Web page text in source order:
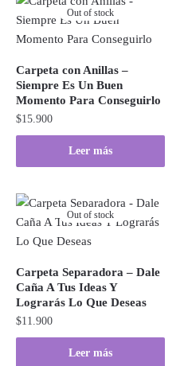
Out of stock
Carpeta con Anillas –
Siempre Es Un Buen
Momento Para Conseguirlo
$15.900
Leer más
Out of stock
Carpeta Separadora – Dale
Caña A Tus Ideas Y
Lograrás Lo Que Deseas
$11.900
Leer más